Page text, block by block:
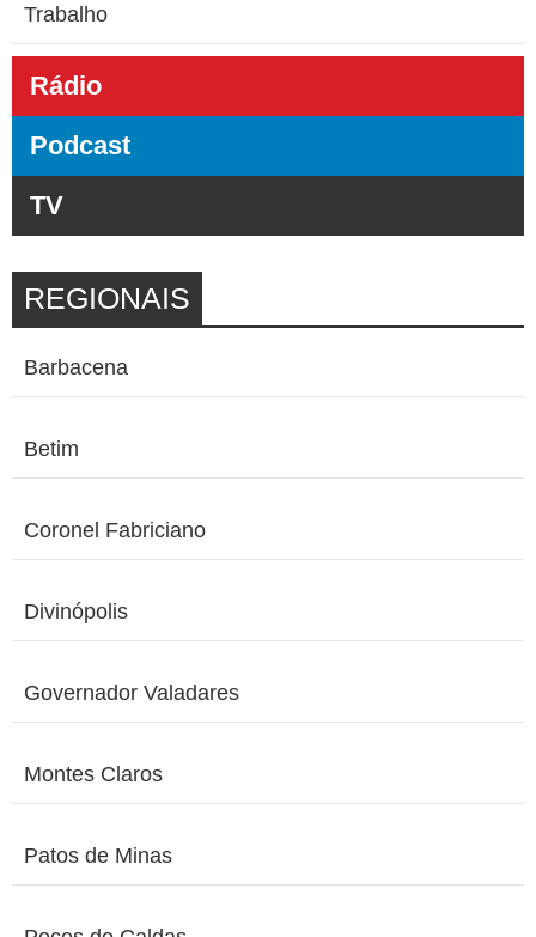
Trabalho
Rádio
Podcast
TV
REGIONAIS
Barbacena
Betim
Coronel Fabriciano
Divinópolis
Governador Valadares
Montes Claros
Patos de Minas